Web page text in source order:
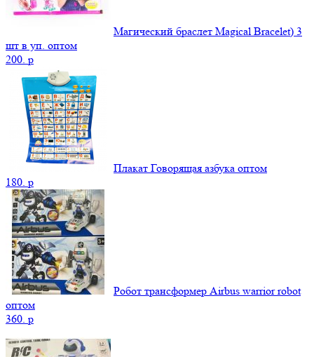
Магический браслет Magical Bracelet) 3
шт в уп. оптом
200. p
Плакат Говорящая азбука оптом
180. p
Робот трансформер Airbus warrior robot
оптом
360. p